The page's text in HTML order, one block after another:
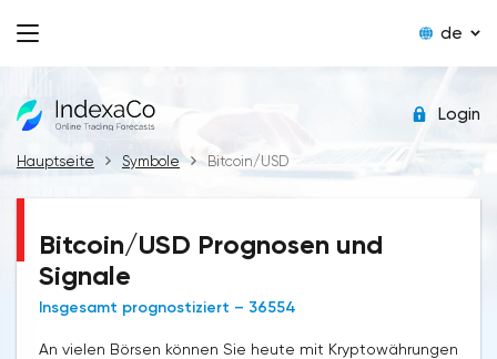
de
Login
Hauptseite Symbole Bitcoin/USD
Bitcoin/USD Prognosen und
Signale
Insgesamt prognostiziert – 36554
An vielen Börsen können Sie heute mit Kryptowährungen